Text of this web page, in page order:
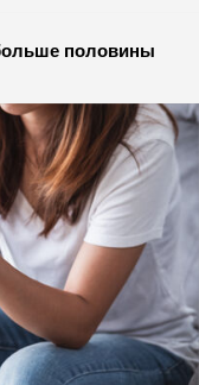
половины